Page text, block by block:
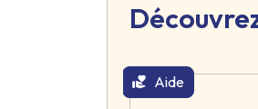
thématique active
Aide